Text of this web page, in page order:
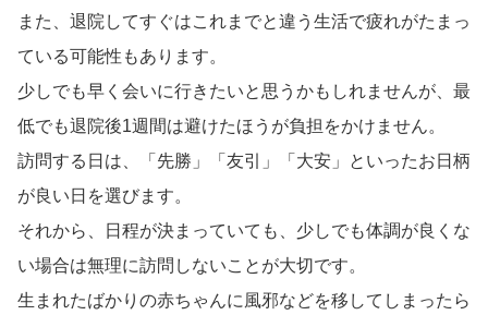
また、退院してすぐはこれまでと違う生活で疲れがたまっ
ている可能性もあります。
少しでも早く会いに行きたいと思うかもしれませんが、最
低でも退院後1週間は避けたほうが負担をかけません。
訪問する日は、「先勝」「友引」「大安」といったお日柄
が良い日を選びます。
それから、日程が決まっていても、少しでも体調が良くな
い場合は無理に訪問しないことが大切です。
生まれたばかりの赤ちゃんに風邪などを移してしまったら